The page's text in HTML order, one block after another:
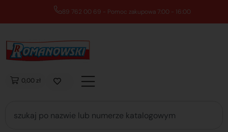
89 762 00 69 - Pomoc zakupowa 7:00 - 16:00
0,00 zł